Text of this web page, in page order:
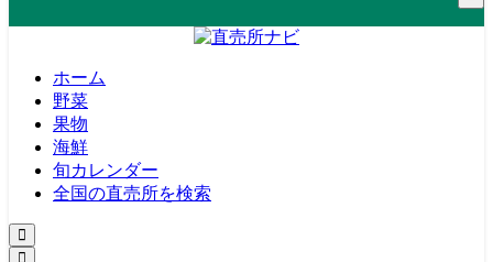
ホーム
野菜
果物
海鮮
旬カレンダー
全国の直売所を検索